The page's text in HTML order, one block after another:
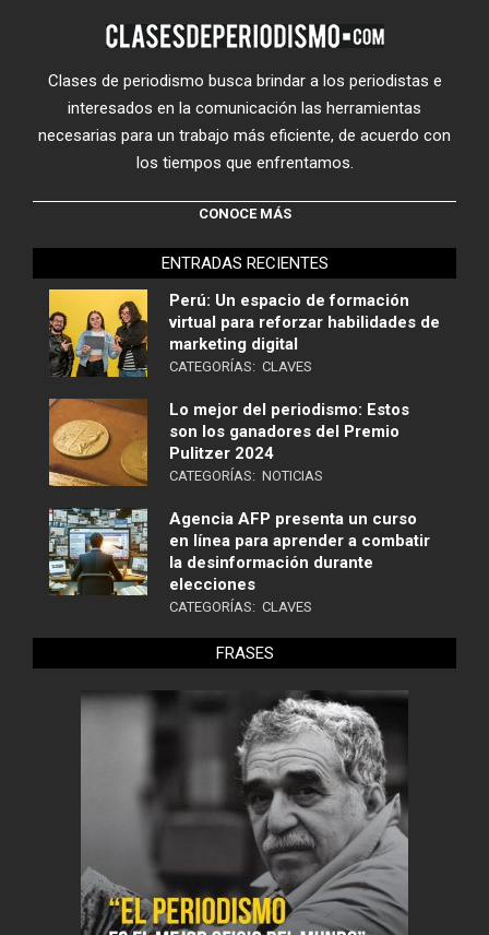
Clases de periodismo busca brindar a los periodistas e
interesados en la comunicación las herramientas
necesarias para un trabajo más eficiente, de acuerdo con
los tiempos que enfrentamos.
CONOCE MÁS
ENTRADAS RECIENTES
Perú: Un espacio de formación
virtual para reforzar habilidades de
marketing digital
CATEGORÍAS: CLAVES
Lo mejor del periodismo: Estos
son los ganadores del Premio
Pulitzer 2024
CATEGORÍAS: NOTICIAS
Agencia AFP presenta un curso
en línea para aprender a combatir
la desinformación durante
elecciones
CATEGORÍAS: CLAVES
FRASES